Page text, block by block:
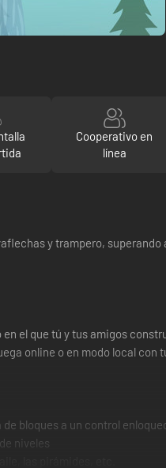
Cooperativo en
línea
y trampero,
el que tú y tus amigos
online o en modo local
bloques a un control
niveles